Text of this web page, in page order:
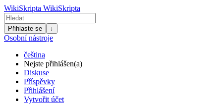
WikiSkripta WikiSkripta
Přihlaste se ↓
Osobní nástroje
čeština
Nejste přihlášen(a)
Diskuse
Příspěvky
Přihlášení
Vytvořit účet